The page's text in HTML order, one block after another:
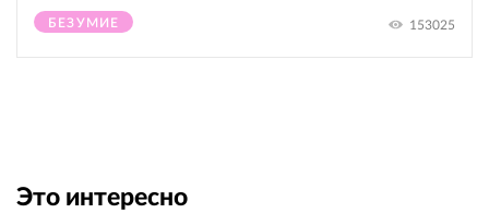
БЕЗУМИЕ 153025
Это интересно